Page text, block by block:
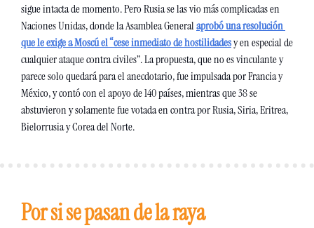
sigue intacta de momento. Pero Rusia se las vio más complicadas en
Naciones Unidas, donde la Asamblea General aprobó una resolución
que le exige a Moscú el “cese inmediato de hostilidades y en especial de
cualquier ataque contra civiles”. La propuesta, que no es vinculante y
parece solo quedará para el anecdotario, fue impulsada por Francia y
México, y contó con el apoyo de 140 países, mientras que 38 se
abstuvieron y solamente fue votada en contra por Rusia, Siria, Eritrea,
Bielorrusia y Corea del Norte.
Por si se pasan de la raya